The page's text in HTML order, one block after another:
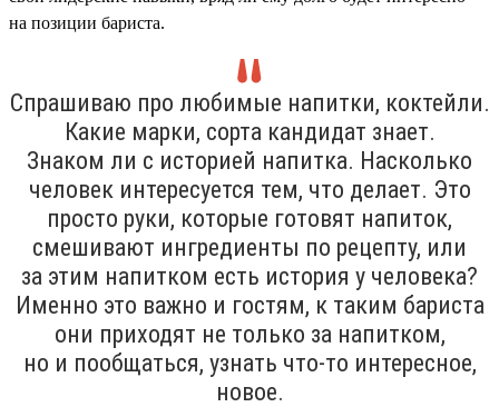
на позиции бариста.
Спрашиваю про любимые напитки, коктейли.
Какие марки, сорта кандидат знает.
Знаком ли с историей напитка. Насколько
человек интересуется тем, что делает. Это
просто руки, которые готовят напиток,
смешивают ингредиенты по рецепту, или
за этим напитком есть история у человека?
Именно это важно и гостям, к таким бариста
они приходят не только за напитком,
но и пообщаться, узнать что-то интересное,
новое.